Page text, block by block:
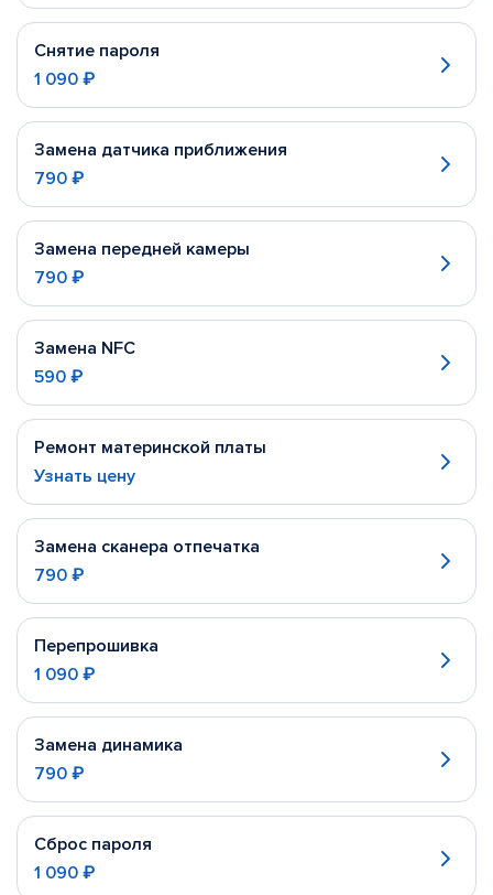
Снятие пароля
1 090 ₽
Замена датчика приближения
790 ₽
Замена передней камеры
790 ₽
Замена NFC
590 ₽
Ремонт материнской платы
Узнать цену
Замена сканера отпечатка
790 ₽
Перепрошивка
1 090 ₽
Замена динамика
790 ₽
Сброс пароля
1 090 ₽